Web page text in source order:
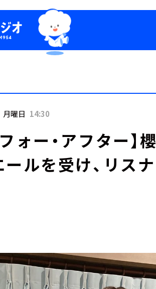
Podcast
月曜日 14:30
ォー・アフター】
ルを受け、リス